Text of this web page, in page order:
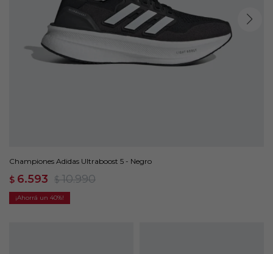
Championes Adidas Ultraboost 5 - Negro
$ 6.593 $ 10.990
40